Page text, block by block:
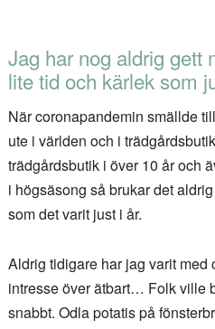
Jag har nog aldrig gett
lite tid och kärlek som
När coronapandemin smällde
ute i världen och i
trädgårdsbutik i över 10 år och
i högsäsong så brukar det
som det varit just i år.
Aldrig tidigare har jag varit med
intresse över ätbart… Folk ville
snabbt. Odla potatis på